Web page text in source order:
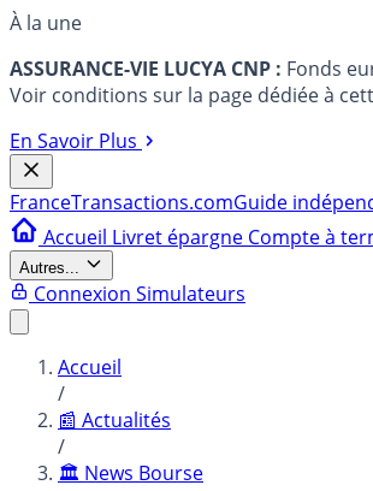
À la une
ASSURANCE-VIE LUCYA CNP : Fonds
Voir conditions sur la page dédiée à
En Savoir Plus
FranceTransactions.comGuide
Accueil Livret épargne Compte à
Autres...
Connexion Simulateurs
Accueil
/
📰 Actualités
/
🏛️ News Bourse